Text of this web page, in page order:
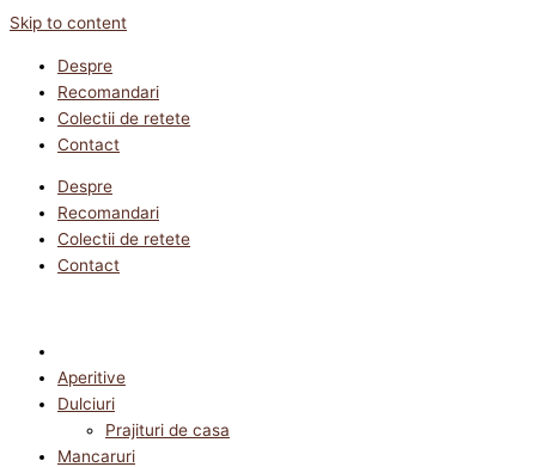
Skip to content
Despre
Recomandari
Colectii de retete
Contact
Despre
Recomandari
Colectii de retete
Contact
Aperitive
Dulciuri
Prajituri de casa
Mancaruri